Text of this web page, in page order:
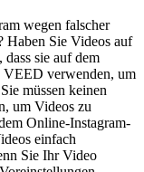
wegen falscher
Haben Sie Videos auf
sie auf dem
VEED verwenden, um
müssen keinen
um Videos zu
Online-Instagram-
einfach
Sie Ihr Video